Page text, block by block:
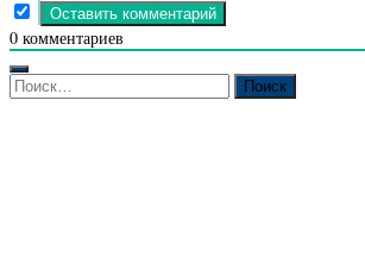
0 комментариев
Найти: